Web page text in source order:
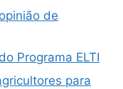
de
Programa ELTI
para